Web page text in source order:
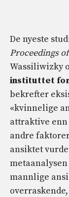
De nyeste
Proceedings
Wassiliwizky
instituttet
bekrefter
«kvinnelige
attraktive
andre
ansiktet
metaanalysen
mannlige